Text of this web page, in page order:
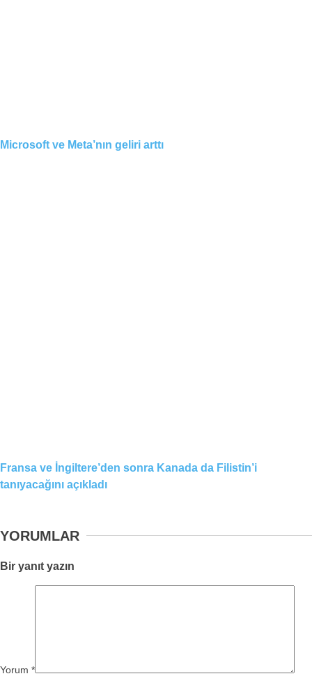
Microsoft ve Meta’nın geliri arttı
Fransa ve İngiltere’den sonra Kanada da Filistin’i
tanıyacağını açıkladı
YORUMLAR
Bir yanıt yazın
Yorum *